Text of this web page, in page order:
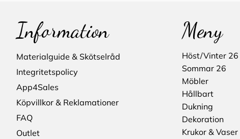
Information
Materialguide & Skötselråd
Integritetspolicy
App4Sales
Köpvillkor & Reklamationer
FAQ
Outlet
Meny
Höst/Vinter 26
Sommar 26
Möbler
Hållbart
Dukning
Dekoration
Krukor & Vaser